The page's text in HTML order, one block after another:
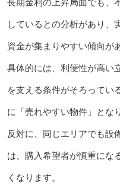
しているとの分析があり、
資金が集まりやすい傾向が
具体的には、利便性が高い
を支える条件がそろってい
に「売れやすい物件」とな
反対に、同じエリアでも設
は、購入希望者が慎重にな
くなります。